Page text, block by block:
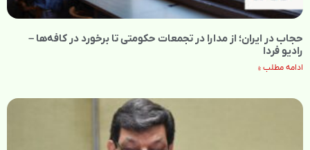
حجاب در ایران؛ از مدارا در تجمعات حکومتی تا برخورد در کافه‌ها –
رادیو فردا
ادامه مطلب »